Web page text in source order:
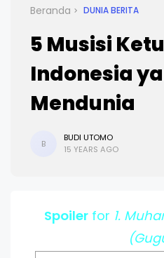
Beranda DUNIA BERITA
5 Musisi
Indonesia
Mendunia
B
BUDI UTOMO
15 YEARS AGO
Spoiler for 1.